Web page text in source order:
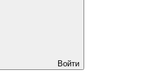
Войти